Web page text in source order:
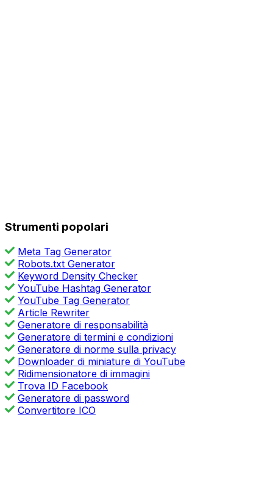
Strumenti popolari
Meta Tag Generator
Robots.txt Generator
Keyword Density Checker
YouTube Hashtag Generator
YouTube Tag Generator
Article Rewriter
Generatore di responsabilità
Generatore di termini e condizioni
Generatore di norme sulla privacy
Downloader di miniature di YouTube
Ridimensionatore di immagini
Trova ID Facebook
Generatore di password
Convertitore ICO